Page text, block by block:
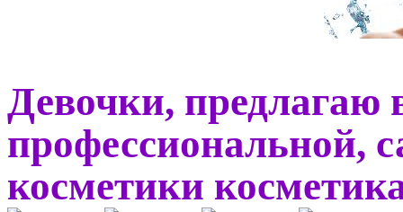
Девочки, предлагаю
профессиональной,
косметики